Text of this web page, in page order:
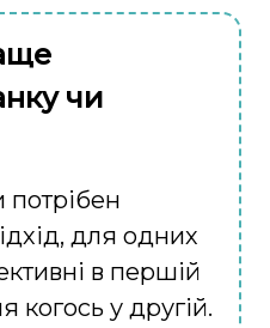
чи
для одних
в першій
когось у другій.